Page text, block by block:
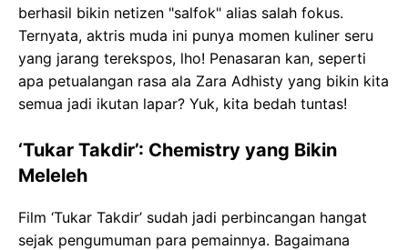
berhasil bikin netizen "salfok" alias salah fokus.
Ternyata, aktris muda ini punya momen kuliner seru
yang jarang terekspos, lho! Penasaran kan, seperti
apa petualangan rasa ala Zara Adhisty yang bikin kita
semua jadi ikutan lapar? Yuk, kita bedah tuntas!
‘Tukar Takdir’: Chemistry yang Bikin
Meleleh
Film ‘Tukar Takdir’ sudah jadi perbincangan hangat
sejak pengumuman para pemainnya. Bagaimana